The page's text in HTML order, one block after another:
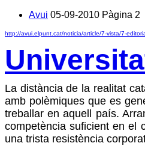
Avui 05-09-2010 Pàgina 2
http://avui.elpunt.cat/noticia/article/7-vista/7-
La distància de la realitat
amb polèmiques que es
treballar en aquell país.
competència suficient en el
una trista resistència